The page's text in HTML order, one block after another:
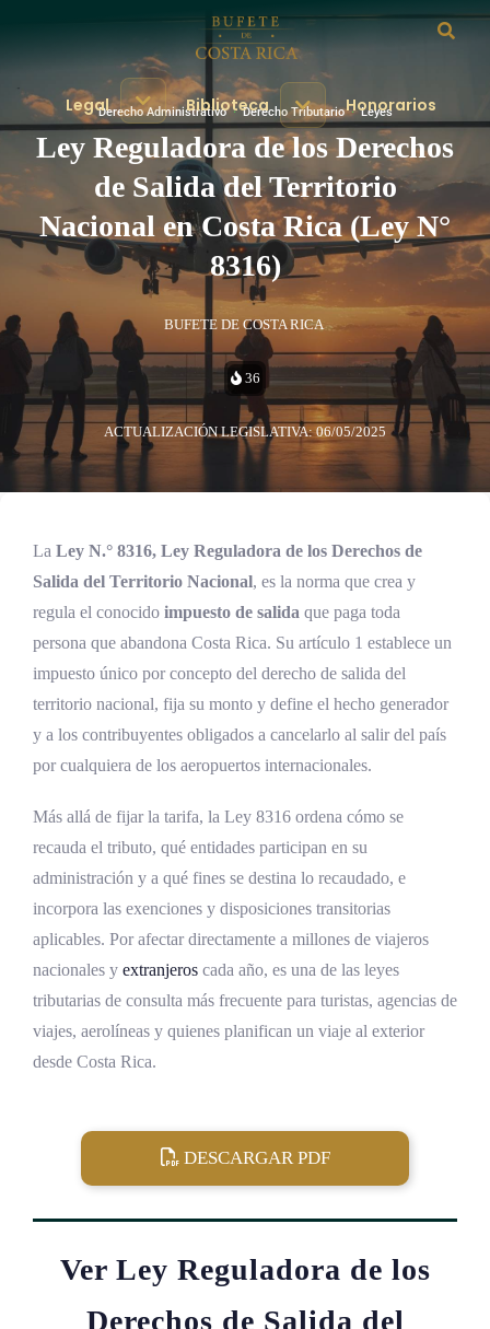
Legal Biblioteca Honorarios
Derecho Administrativo·Derecho Tributario·Leyes
Ley Reguladora de los Derechos
de Salida del Territorio
Nacional en Costa Rica (Ley N°
8316)
BUFETE DE COSTA RICA
36
ACTUALIZACIÓN LEGISLATIVA: 06/05/2025
La Ley N.° 8316, Ley Reguladora de los Derechos de
Salida del Territorio Nacional, es la norma que crea y
regula el conocido impuesto de salida que paga toda
persona que abandona Costa Rica. Su artículo 1 establece un
impuesto único por concepto del derecho de salida del
territorio nacional, fija su monto y define el hecho generador
y a los contribuyentes obligados a cancelarlo al salir del país
por cualquiera de los aeropuertos internacionales.
Más allá de fijar la tarifa, la Ley 8316 ordena cómo se
recauda el tributo, qué entidades participan en su
administración y a qué fines se destina lo recaudado, e
incorpora las exenciones y disposiciones transitorias
aplicables. Por afectar directamente a millones de viajeros
nacionales y extranjeros cada año, es una de las leyes
tributarias de consulta más frecuente para turistas, agencias de
viajes, aerolíneas y quienes planifican un viaje al exterior
desde Costa Rica.
DESCARGAR PDF
Ver Ley Reguladora de los
Derechos de Salida del